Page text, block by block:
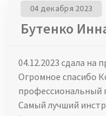
Бутенко
04 декабря 2023
04.12.2023 сдала на
Огромное спасибо
профессиональный
Самый лучший